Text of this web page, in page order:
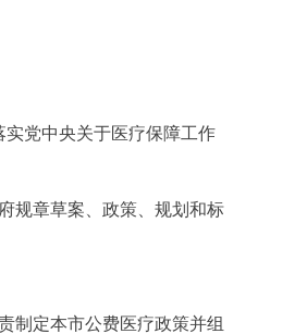
党中央关于医疗保障工作
规章草案、政策、规划和标
制定本市公费医疗政策并组